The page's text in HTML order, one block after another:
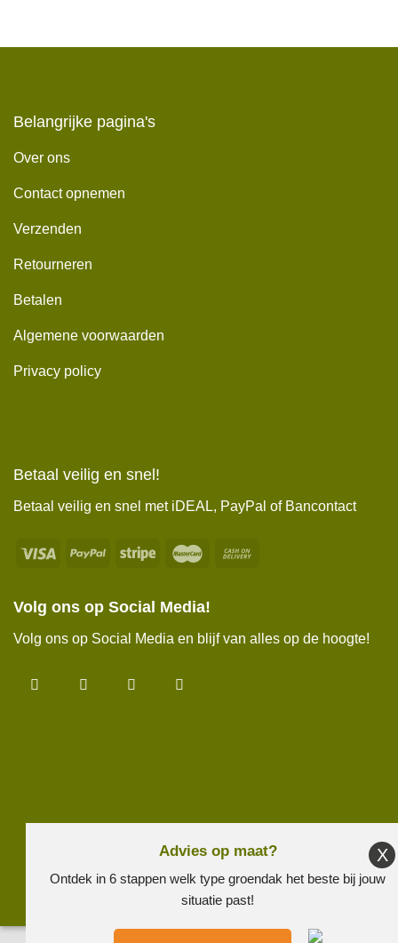
Belangrijke pagina's
Over ons
Contact opnemen
Verzenden
Retourneren
Betalen
Algemene voorwaarden
Privacy policy
Betaal veilig en snel!
Betaal veilig en snel met iDEAL, PayPal of Bancontact
Volg ons op Social Media!
Volg ons op Social Media en blijf van alles op de hoogte!
Advies op maat?
Ontdek in 6 stappen welk type groendak het beste bij jouw
situatie past!